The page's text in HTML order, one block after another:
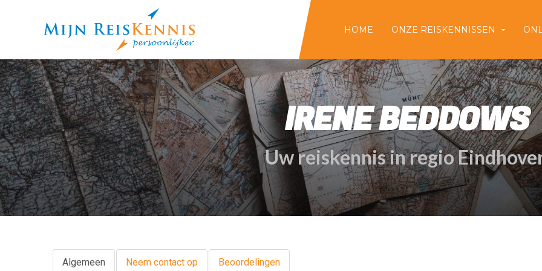
HOME ONZE REISKENNISSEN
IRENE BEDDOWS
Uw reiskennis in regio
Algemeen Neem contact op Beoordelingen